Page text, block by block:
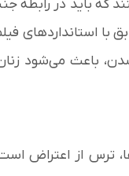
که باید در رابطه
با استاندارد‌های
باعث می‌شود
ترس از اعتراض